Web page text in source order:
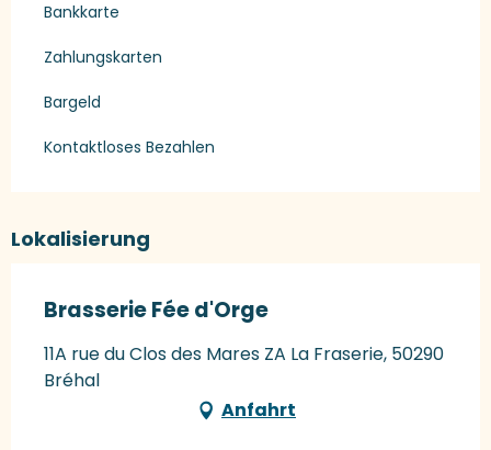
Bankkarte
Zahlungskarten
Bargeld
Kontaktloses Bezahlen
Lokalisierung
Brasserie Fée d'Orge
11A rue du Clos des Mares ZA La Fraserie, 50290
Bréhal
Anfahrt